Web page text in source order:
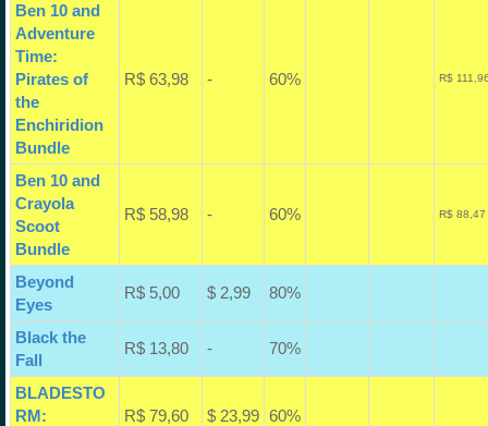
Ben 10 and
Adventure
Time:
Pirates of
the
Enchiridion
Bundle
R$ 63,98 - 60% R$
Ben 10 and
Crayola
Scoot
Bundle
R$ 58,98 - 60% R$
Beyond
Eyes
R$ 5,00 $ 2,99 80%
Black the
Fall
R$ 13,80 - 70%
BLADESTO
RM:
R$ 79,60 $ 23,99 60%